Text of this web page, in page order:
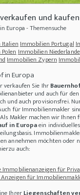
+++Nachhaltige
und kaufen
Europa - Themensuche
Immobilien Portugal
Immobilien Niederlande
Immobilien Zypern
in Europa
verkaufen Sie Ihr
und auch für
und auch provisionsfrei.
für Immobilienmakler
Makler machen wir
in Europaein
annehmen möchten oder
auch:
Immobilienanzeigen für
für